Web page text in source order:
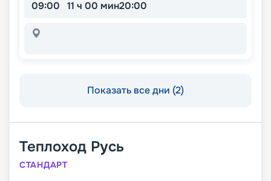
09:00 11 ч 00 мин20:00
Показать все дни (2)
Теплоход Русь
СТАНДАРТ